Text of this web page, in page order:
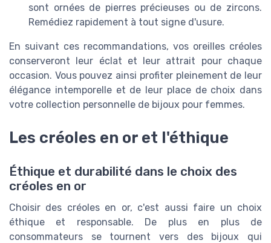
sont ornées de pierres précieuses ou de zircons.
Remédiez rapidement à tout signe d'usure.
En suivant ces recommandations, vos oreilles créoles
conserveront leur éclat et leur attrait pour chaque
occasion. Vous pouvez ainsi profiter pleinement de leur
élégance intemporelle et de leur place de choix dans
votre collection personnelle de bijoux pour femmes.
Les créoles en or et l'éthique
Éthique et durabilité dans le choix des
créoles en or
Choisir des créoles en or, c'est aussi faire un choix
éthique et responsable. De plus en plus de
consommateurs se tournent vers des bijoux qui